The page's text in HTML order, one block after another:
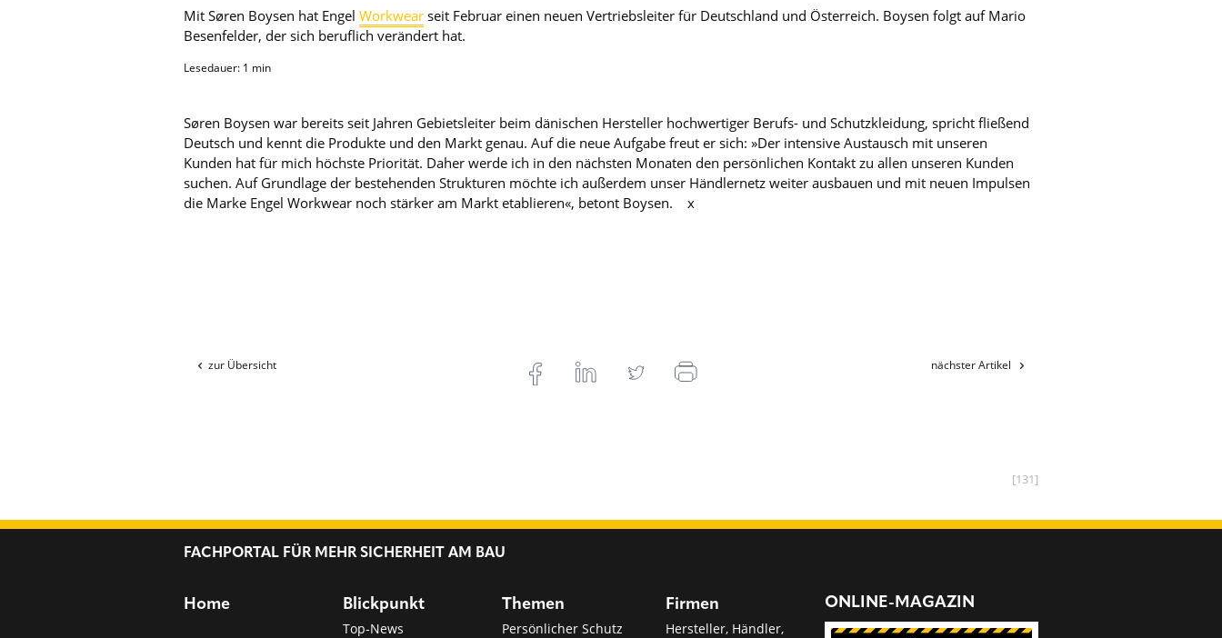
Mit Søren Boysen hat Engel Workwear seit Februar einen neuen Vertriebsleiter für Deutschland und Österreich. Boysen folgt auf Mario
Besenfelder, der sich beruflich verändert hat.
Lesedauer: 1 min
Søren Boysen war bereits seit Jahren Gebietsleiter beim dänischen Hersteller hochwertiger Berufs- und Schutzkleidung, spricht fließend
Deutsch und kennt die Produkte und den Markt genau. Auf die neue Aufgabe freut er sich: »Der intensive Austausch mit unseren
Kunden hat für mich höchste Priorität. Daher werde ich in den nächsten Monaten den persönlichen Kontakt zu allen unseren Kunden
suchen. Auf Grundlage der bestehenden Strukturen möchte ich außerdem unser Händlernetz weiter ausbauen und mit neuen Impulsen
die Marke Engel Workwear noch stärker am Markt etablieren«, betont Boysen. x
zur Übersicht nächster Artikel
[131]
FACHPORTAL FÜR MEHR SICHERHEIT AM BAU
Home Blickpunkt
Top-News
Themen
Persönlicher Schutz
Firmen
Hersteller, Händler,
ONLINE-MAGAZIN